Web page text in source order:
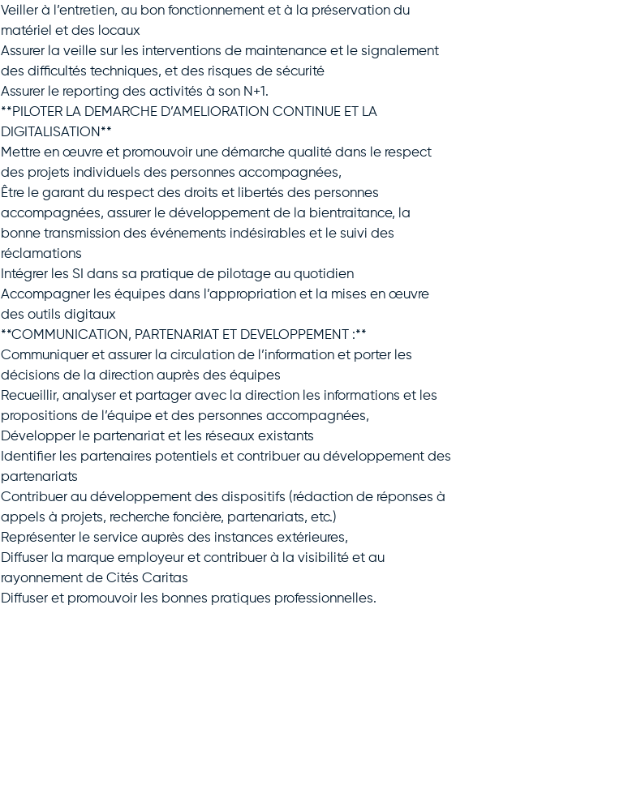
Veiller à l’entretien, au bon fonctionnement et à la préservation du
matériel et des locaux
Assurer la veille sur les interventions de maintenance et le signalement
des difficultés techniques, et des risques de sécurité
Assurer le reporting des activités à son N+1.
**PILOTER LA DEMARCHE D’AMELIORATION CONTINUE ET LA
DIGITALISATION**
Mettre en œuvre et promouvoir une démarche qualité dans le respect
des projets individuels des personnes accompagnées,
Être le garant du respect des droits et libertés des personnes
accompagnées, assurer le développement de la bientraitance, la
bonne transmission des événements indésirables et le suivi des
réclamations
Intégrer les SI dans sa pratique de pilotage au quotidien
Accompagner les équipes dans l’appropriation et la mises en œuvre
des outils digitaux
**COMMUNICATION, PARTENARIAT ET DEVELOPPEMENT :**
Communiquer et assurer la circulation de l’information et porter les
décisions de la direction auprès des équipes
Recueillir, analyser et partager avec la direction les informations et les
propositions de l’équipe et des personnes accompagnées,
Développer le partenariat et les réseaux existants
Identifier les partenaires potentiels et contribuer au développement des
partenariats
Contribuer au développement des dispositifs (rédaction de réponses à
appels à projets, recherche foncière, partenariats, etc.)
Représenter le service auprès des instances extérieures,
Diffuser la marque employeur et contribuer à la visibilité et au
rayonnement de Cités Caritas
Diffuser et promouvoir les bonnes pratiques professionnelles.